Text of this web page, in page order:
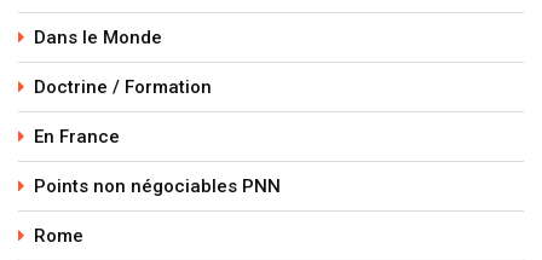
Dans le Monde
Doctrine / Formation
En France
Points non négociables PNN
Rome